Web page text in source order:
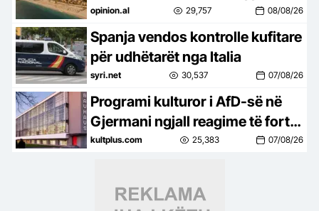
Destinacion i ri lifestyle
opinion.al 29,757 08/08/26
Spanja vendos kontrolle kufitare
për udhëtarët nga Italia
syri.net 30,537 07/08/26
Programi kulturor i AfD-së në
Gjermani ngjall reagime të forta
në botën e artit
kultplus.com 25,383 07/08/26